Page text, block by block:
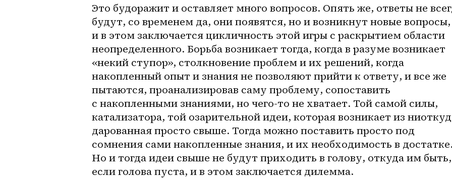
Это будоражит и оставляет много вопросов. Опять же, ответы не
будут, со временем да, они появятся, но и возникнут новые вопросы,
и в этом заключается цикличность этой игры с раскрытием области
неопределенного. Борьба возникает тогда, когда в разуме возникает
«некий ступор», столкновение проблем и их решений, когда
накопленный опыт и знания не позволяют прийти к ответу, и все же
пытаются, проанализировав саму проблему, сопоставить
с накопленными знаниями, но чего-то не хватает. Той самой силы,
катализатора, той озарительной идеи, которая возникает из
дарованная просто свыше. Тогда можно поставить просто под
сомнения сами накопленные знания, и их необходимость в
Но и тогда идеи свыше не будут приходить в голову, откуда им быть,
если голова пуста, и в этом заключается дилемма.